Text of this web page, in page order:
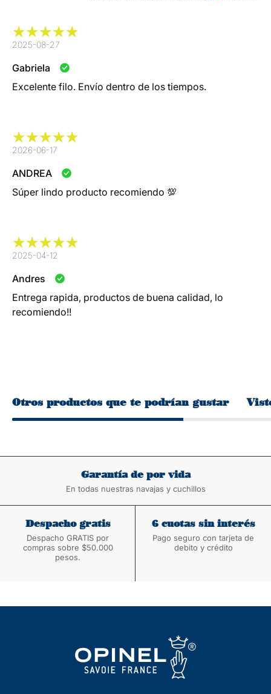
2025-08-27
Gabriela
Excelente filo. Envío dentro de los tiempos.
2026-06-17
ANDREA
Súper lindo producto recomiendo 💯
2025-04-12
Andres
Entrega rapida, productos de buena calidad, lo
recomiendo!!
Otros productos que te podrían gustar
Garantía de por vida
En todas nuestras navajas y cuchillos
Despacho gratis
Despacho GRATIS por
compras sobre $50.000
pesos.
6 cuotas sin interés
Pago seguro con tarjeta de
debito y crédito